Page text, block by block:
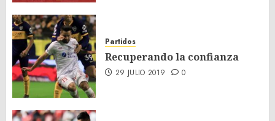
Partidos
Recuperando la confianza
29 JULIO 2019 0